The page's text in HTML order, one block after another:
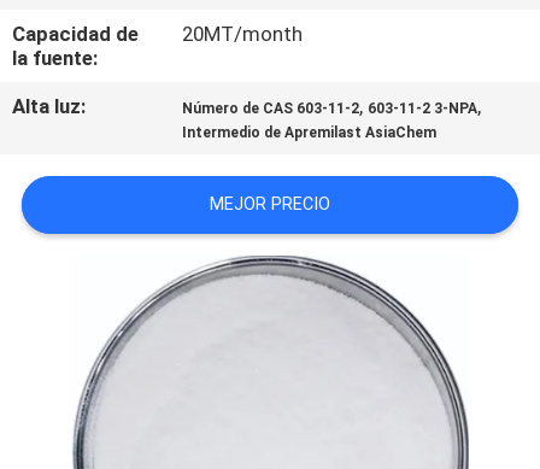
NOTICIAS
CASOS
MAPA
DEL
PRIVACY
POLICY
Capacidad de
la fuente:
20MT/month
Alta luz: Número de CAS 603-11-2, 603-11-2 3-NPA,
Intermedio de Apremilast AsiaChem
MEJOR PRECIO